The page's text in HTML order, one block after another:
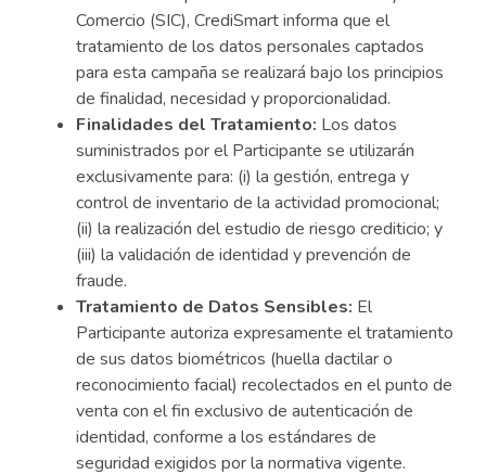
Comercio (SIC), CrediSmart informa que el
tratamiento de los datos personales captados
para esta campaña se realizará bajo los principios
de finalidad, necesidad y proporcionalidad.
Finalidades del Tratamiento: Los datos
suministrados por el Participante se utilizarán
exclusivamente para: (i) la gestión, entrega y
control de inventario de la actividad promocional;
(ii) la realización del estudio de riesgo crediticio; y
(iii) la validación de identidad y prevención de
fraude.
Tratamiento de Datos Sensibles: El
Participante autoriza expresamente el tratamiento
de sus datos biométricos (huella dactilar o
reconocimiento facial) recolectados en el punto de
venta con el fin exclusivo de autenticación de
identidad, conforme a los estándares de
seguridad exigidos por la normativa vigente.